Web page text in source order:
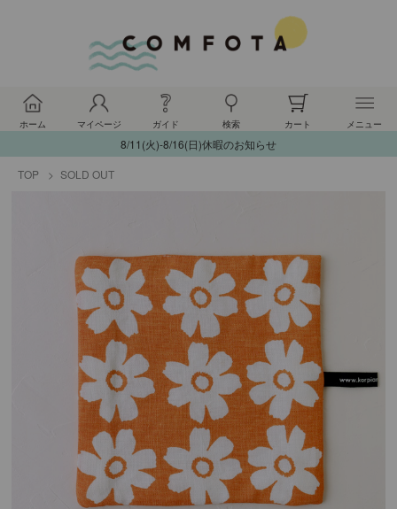
ホーム マイページ ガイド 検索 カート メニュー
8/11(火)-8/16(日)休暇のお知らせ
TOP
SOLD OUT